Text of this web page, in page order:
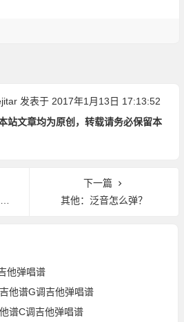
发表于 2017年1月13日 17:13:52
站文章均为原创，转载请务必保留本
下一篇
其他：泛音怎么弹？
他弹唱谱
他谱G调吉他弹唱谱
谱C调吉他弹唱谱